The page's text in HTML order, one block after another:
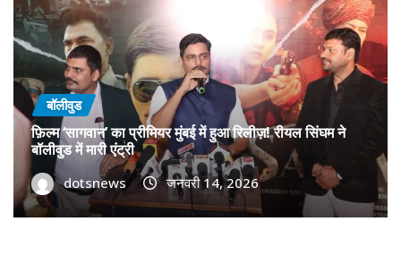
बॉलीवुड
फ़िल्म ‘सागवान’ का प्रीमियर मुंबई में हुआ रिलीज़! रीयल सिंघम ने
बॉलीवुड में मारी एंट्री
dotsnews जनवरी 14, 2026